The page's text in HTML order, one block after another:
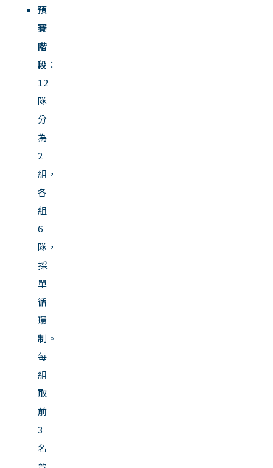
預
賽
階
段 ：
12
隊
分
為
2
組，
各
組
6
隊，
採
單
循
環
制。
每
組
取
前
3
名